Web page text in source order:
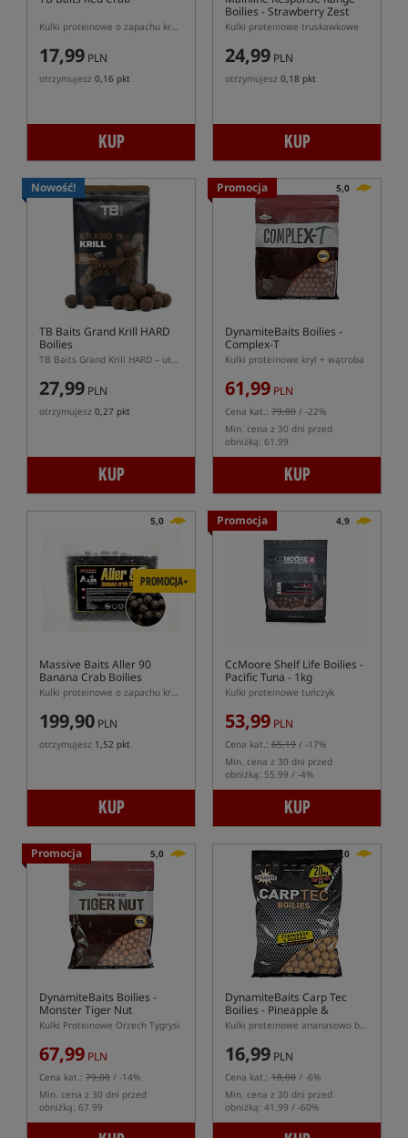
Kulki proteinowe o zapachu kraba i ostrych przypraw
17,99 PLN
otrzymujesz 0,16 pkt
KUP
Boilies - Strawberry Zest
Kulki proteinowe truskawkowe
24,99 PLN
otrzymujesz 0,18 pkt
KUP
Nowość!
TB Baits Grand Krill HARD
Boilies
TB Baits Grand Krill HARD – utwardzane kulki proteinowe
27,99 PLN
otrzymujesz 0,27 pkt
KUP
Promocja 5,0
DynamiteBaits Boilies -
Complex-T
Kulki proteinowe kryl + wątroba
61,99 PLN
Cena kat.: 79,00 / -22%
Min. cena z 30 dni przed
obniżką: 61.99
KUP
5,0
PROMOCJA+
Massive Baits Aller 90
Banana Crab Boilies
Kulki proteinowe o zapachu kraba i banana z zawartością 90% pelletu Aller Aqua
199,90 PLN
otrzymujesz 1,52 pkt
KUP
Promocja 4,9
CcMoore Shelf Life Boilies -
Pacific Tuna - 1kg
Kulki proteinowe tuńczyk
53,99 PLN
Cena kat.: 65,19 / -17%
Min. cena z 30 dni przed
obniżką: 55.99 / -4%
KUP
Promocja 5,0
DynamiteBaits Boilies -
Monster Tiger Nut
Kulki Proteinowe Orzech Tygrysi
67,99 PLN
Cena kat.: 79,00 / -14%
Min. cena z 30 dni przed
obniżką: 67.99
5,0
DynamiteBaits Carp Tec
Boilies - Pineapple &
Banana
Kulki proteinowe ananasowo bananowe
16,99 PLN
Cena kat.: 18,00 / -6%
Min. cena z 30 dni przed
obniżką: 41.99 / -60%